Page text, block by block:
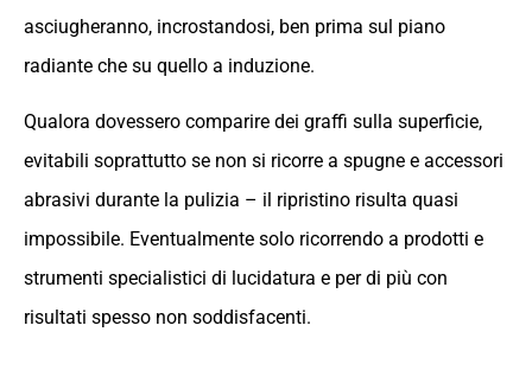
asciugheranno, incrostandosi, ben prima sul piano
radiante che su quello a induzione.
Qualora dovessero comparire dei graffi sulla superficie,
evitabili soprattutto se non si ricorre a spugne e accessori
abrasivi durante la pulizia – il ripristino risulta quasi
impossibile. Eventualmente solo ricorrendo a prodotti e
strumenti specialistici di lucidatura e per di più con
risultati spesso non soddisfacenti.